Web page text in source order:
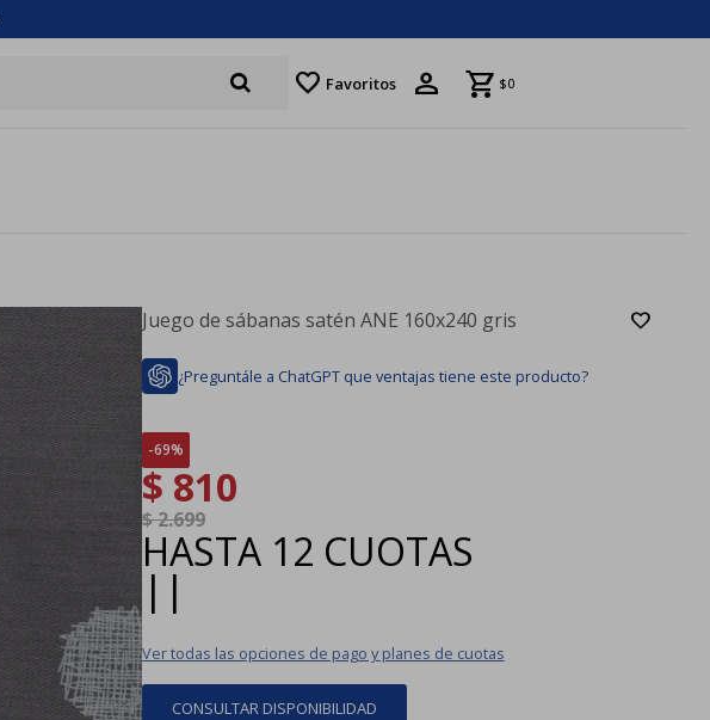
favorite Favoritos $0
Juego de sábanas satén ANE 160x240 gris
¿Preguntále a ChatGPT que ventajas tiene este producto?
69
$ 810
$2.699
HASTA 12 CUOTAS
| |
Ver todas las opciones de pago y planes de cuotas
CONSULTAR DISPONIBILIDAD